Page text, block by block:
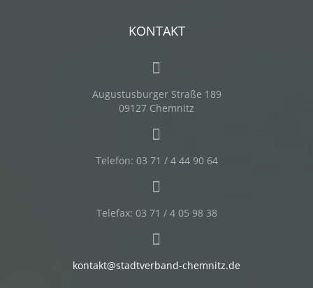
KONTAKT
Augustusburger Straße 189
09127 Chemnitz
Telefon: 03 71 / 4 44 90 64
Telefax: 03 71 / 4 05 98 38
kontakt@stadtverband-chemnitz.de